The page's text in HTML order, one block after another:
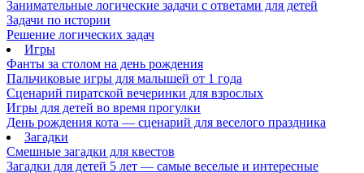
Занимательные логические задачи с ответами для детей
Задачи по истории
Решение логических задач
Игры
Фанты за столом на день рождения
Пальчиковые игры для малышей от 1 года
Сценарий пиратской вечеринки для взрослых
Игры для детей во время прогулки
День рождения кота — сценарий для веселого праздника
Загадки
Смешные загадки для квестов
Загадки для детей 5 лет — самые веселые и интересные